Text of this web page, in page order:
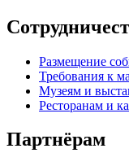
Размещение
Требования к
Музеям и
Ресторанам и
Партнёрам